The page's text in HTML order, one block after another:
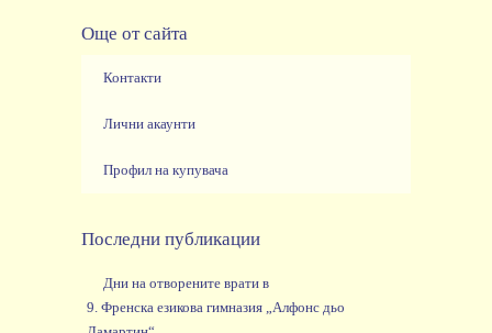
Още от сайта
Контакти
Лични акаунти
Профил на купувача
Последни публикации
Дни на отворените врати в
9. Френска езикова гимназия „Алфонс дьо